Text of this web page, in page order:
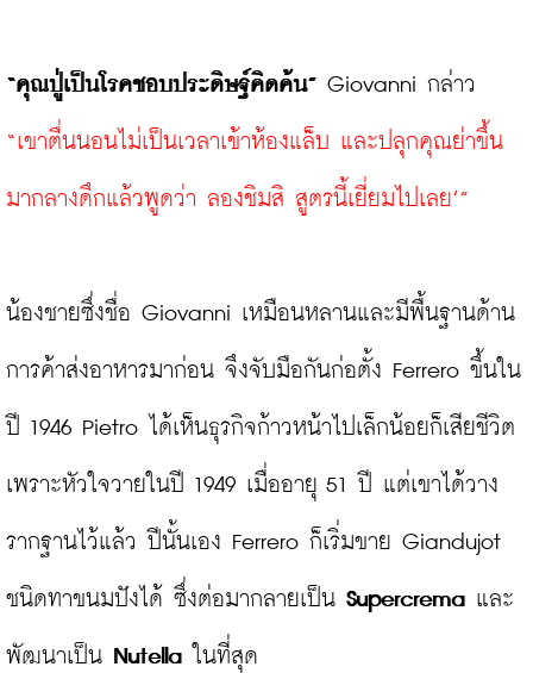
“คุณปู่เป็นโรคชอบประดิษฐ์คิดค้น”
“เขาตื่นนอนไม่เป็นเวลาเข้าห้องแล็บ และปลุกคุณย่าขึ้น
มากลางดึกแล้วพูดว่า ลองชิมสิ สูตรนี้เยี่ยมไปเลย’”
น้องชายซึ่งชื่อ Giovanni เหมือนหลานและมีพื้นฐานด้าน
การค้าส่งอาหารมาก่อน จึงจับมือกันก่อตั้ง Ferrero ขึ้นใน
ปี 1946 Pietro ได้เห็นธุรกิจก้าวหน้าไปเล็กน้อยก็เสียชีวิต
เพราะหัวใจวายในปี 1949 เมื่ออายุ 51 ปี แต่เขาได้วาง
รากฐานไว้แล้ว ปีนั้นเอง Ferrero ก็เริ่มขาย Giandujot
ชนิดทาขนมปังได้ ซึ่งต่อมากลายเป็น Supercrema และ
พัฒนาเป็น Nutella ในที่สุด